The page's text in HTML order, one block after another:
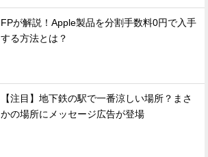
FPが解説！Apple製品を分割手数料0円で入手
する方法とは？
【注目】地下鉄の駅で一番涼しい場所？まさ
かの場所にメッセージ広告が登場